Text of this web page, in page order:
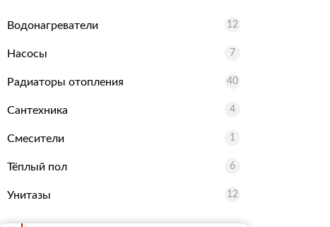
Водонагреватели 12
Насосы 7
Радиаторы отопления 40
Сантехника 4
Смесители 1
Тёплый пол 6
Унитазы 12